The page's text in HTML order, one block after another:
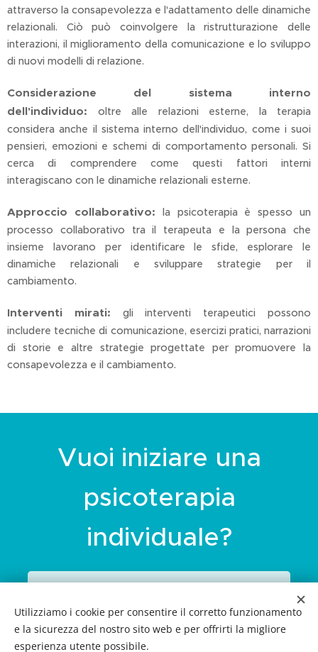
attraverso la consapevolezza e l'adattamento delle dinamiche
relazionali. Ciò può coinvolgere la ristrutturazione delle
interazioni, il miglioramento della comunicazione e lo sviluppo
di nuovi modelli di relazione.
Considerazione del sistema interno
dell'individuo: oltre alle relazioni esterne, la terapia
considera anche il sistema interno dell'individuo, come i suoi
pensieri, emozioni e schemi di comportamento personali. Si
cerca di comprendere come questi fattori interni
interagiscano con le dinamiche relazionali esterne.
Approccio collaborativo: la psicoterapia è spesso un
processo collaborativo tra il terapeuta e la persona che
insieme lavorano per identificare le sfide, esplorare le
dinamiche relazionali e sviluppare strategie per il
cambiamento.
Interventi mirati: gli interventi terapeutici possono
includere tecniche di comunicazione, esercizi pratici, narrazioni
di storie e altre strategie progettate per promuovere la
consapevolezza e il cambiamento.
Vuoi iniziare una
psicoterapia
individuale?
Utilizziamo i cookie per consentire il corretto funzionamento
e la sicurezza del nostro sito web e per offrirti la migliore
esperienza utente possibile.